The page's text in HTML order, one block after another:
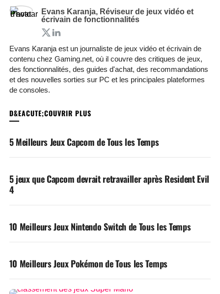
Evans Karanja, Réviseur de jeux vidéo et
écrivain de fonctionnalités
Evans Karanja est un journaliste de jeux vidéo et écrivain de
contenu chez Gaming.net, où il couvre des critiques de jeux,
des fonctionnalités, des guides d'achat, des recommandations
et des nouvelles sorties sur PC et les principales plateformes
de consoles.
5 Meilleurs Jeux Capcom de Tous les Temps
5 jeux que Capcom devrait retravailler après Resident Evil
4
10 Meilleurs Jeux Nintendo Switch de Tous les Temps
10 Meilleurs Jeux Pokémon de Tous les Temps